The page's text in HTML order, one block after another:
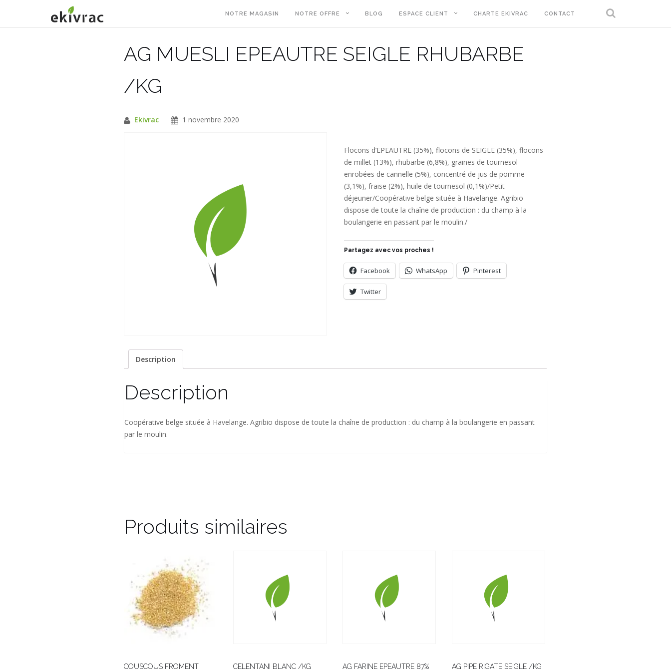
contenu
NOTRE MAGASIN NOTRE OFFRE BLOG ESPACE CLIENT CHARTE EKIVRAC CONTACT
AG MUESLI EPEAUTRE SEIGLE RHUBARBE
/KG
Ekivrac 1 novembre 2020
Flocons d’EPEAUTRE (35%), flocons de SEIGLE (35%), flocons
de millet (13%), rhubarbe (6,8%), graines de tournesol
enrobées de cannelle (5%), concentré de jus de pomme
(3,1%), fraise (2%), huile de tournesol (0,1%)/Petit
déjeuner/Coopérative belge située à Havelange. Agribio
dispose de toute la chaîne de production : du champ à la
boulangerie en passant par le moulin./
Partagez avec vos proches !
Facebook WhatsApp Pinterest
Twitter
Description
Description
Coopérative belge située à Havelange. Agribio dispose de toute la chaîne de production : du champ à la boulangerie en passant
par le moulin.
Produits similaires
COUSCOUS FROMENT CELENTANI BLANC /KG AG FARINE EPEAUTRE 87% AG PIPE RIGATE SEIGLE /KG